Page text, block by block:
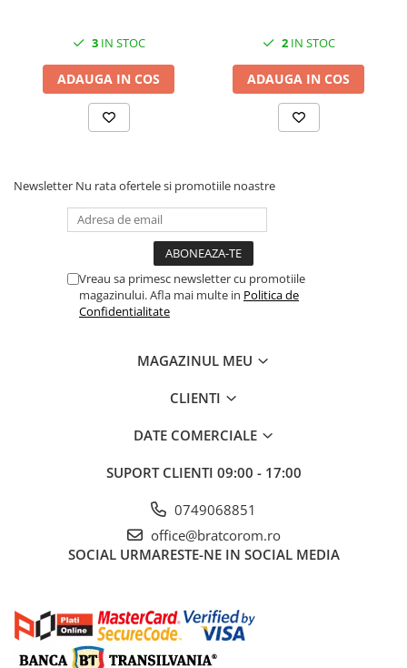
3IN STOC
ADAUGA IN COS
2IN STOC
ADAUGA IN COS
Newsletter Nu rata ofertele si promotiile noastre
Vreau sa primesc newsletter cu promotiile
magazinului. Afla mai multe in Politica de
Confidentialitate
MAGAZINUL MEU
CLIENTI
DATE COMERCIALE
SUPORT CLIENTI 09:00 - 17:00
0749068851
office@bratcorom.ro
SOCIAL URMARESTE-NE IN SOCIAL MEDIA